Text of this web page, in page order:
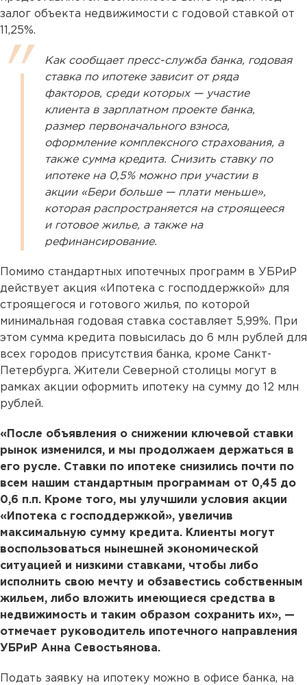
залог объекта недвижимости с годовой ставкой от
11,25%.
Как сообщает пресс-служба банка, годовая
ставка по ипотеке зависит от ряда
факторов, среди которых — участие
клиента в зарплатном проекте банка,
размер первоначального взноса,
оформление комплексного страхования, а
также сумма кредита. Снизить ставку по
ипотеке на 0,5% можно при участии в
акции «Бери больше — плати меньше»,
которая распространяется на строящееся
и готовое жилье, а также на
рефинансирование.
Помимо стандартных ипотечных программ в УБРиР
действует акция «Ипотека с господдержкой» для
строящегося и готового жилья, по которой
минимальная годовая ставка составляет 5,99%. При
этом сумма кредита повысилась до 6 млн рублей для
всех городов присутствия банка, кроме Санкт-
Петербурга. Жители Северной столицы могут в
рамках акции оформить ипотеку на сумму до 12 млн
рублей.
«После объявления о снижении ключевой ставки
рынок изменился, и мы продолжаем держаться в
его русле. Ставки по ипотеке снизились почти по
всем нашим стандартным программам от 0,45 до
0,6 п.п. Кроме того, мы улучшили условия акции
«Ипотека с господдержкой», увеличив
максимальную сумму кредита. Клиенты могут
воспользоваться нынешней экономической
ситуацией и низкими ставками, чтобы либо
исполнить свою мечту и обзавестись собственным
жильем, либо вложить имеющиеся средства в
недвижимость и таким образом сохранить их», —
отмечает руководитель ипотечного направления
УБРиР Анна Севостьянова.
Подать заявку на ипотеку можно в офисе банка, на